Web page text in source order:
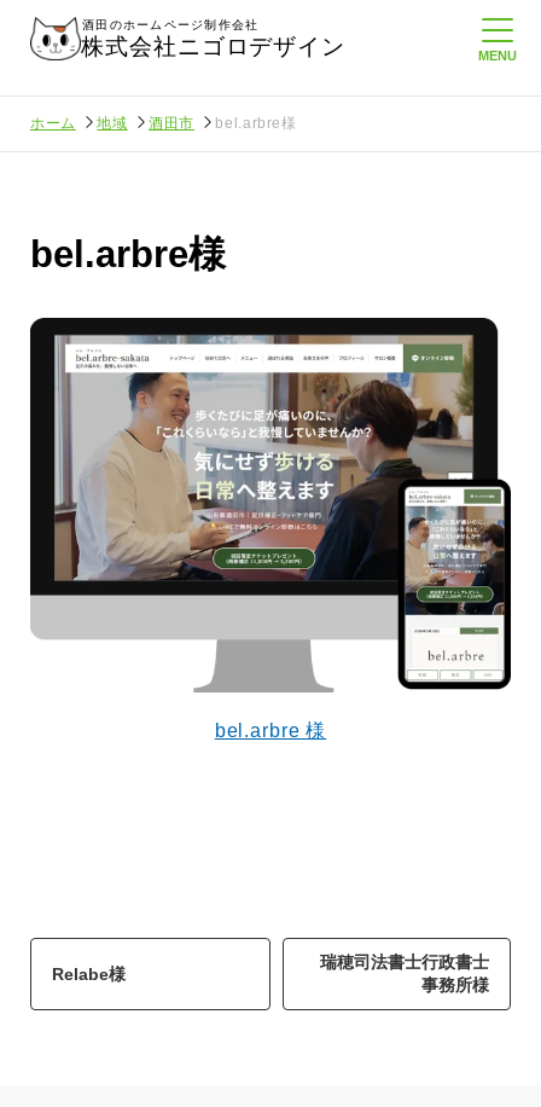
酒田のホームページ制作会社
株式会社ニゴロデザイン
ホーム 地域 酒田市 bel.arbre様
bel.arbre様
bel.arbre 様
Relabe様
瑞穂司法書士行政書士
事務所様
ゴロ通信を持
方雨なんです
ニゴロ通信８月号が届きました！まも
なくまちがい探しが変わります
2026.07.27